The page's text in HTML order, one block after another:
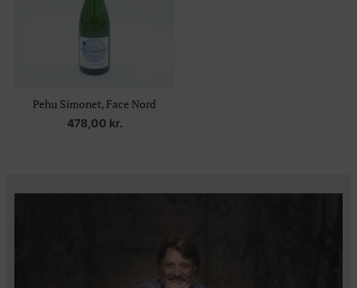
Pehu Simonet, Face Nord
478,00 kr.